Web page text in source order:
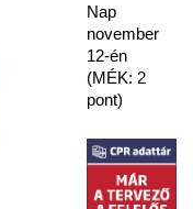
Nap
november
12-én
(MÉK: 2
pont)